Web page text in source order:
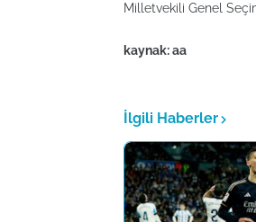
Milletvekili Genel
kaynak: aa
İlgili Haberler